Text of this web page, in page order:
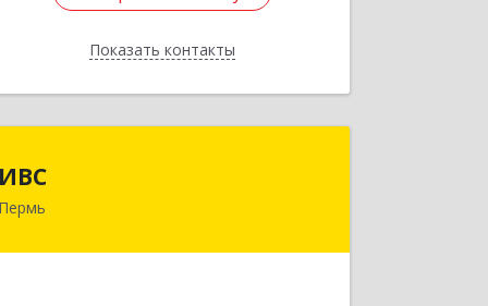
Показать контакты
Назад
ИВС
Пермь